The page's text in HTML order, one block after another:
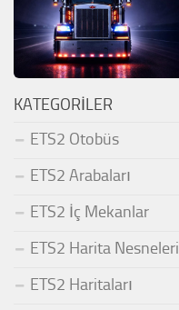
KATEGORILER
ETS2 Otobüs
ETS2 Arabaları
ETS2 İç Mekanlar
ETS2 Harita Nesneleri
ETS2 Haritaları